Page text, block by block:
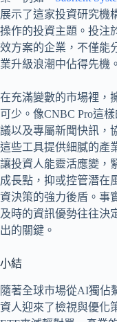
展示了這家投資研究機
操作的投資主題。投注
效方案的企業，不僅能
業升級浪潮中佔得先機。
在充滿變數的市場裡，
可少。像CNBC Pro這
議以及專屬新聞快訊，
這些工具提供細膩的產
讓投資人能靈活應變，
成長點，抑或控管潛在
資決策的強力後盾。事
及時的資訊優勢往往決
出的關鍵。
小結
隨著全球市場從AI獨佔
資人迎來了檢視與優化